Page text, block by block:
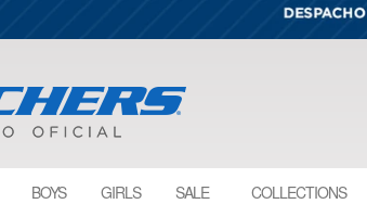
BOYS GIRLS SALE COLLECTIONS